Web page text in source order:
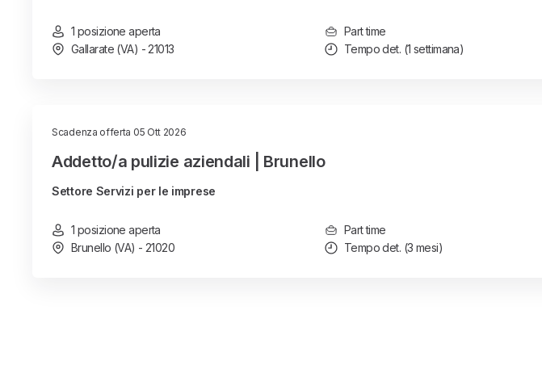
1 posizione aperta
Gallarate (VA) - 21013
Part time
Tempo det. (1 settimana)
Scadenza offerta 05 Ott 2026
Addetto/a pulizie aziendali | Brunello
Settore Servizi per le imprese
1 posizione aperta
Brunello (VA) - 21020
Part time
Tempo det. (3 mesi)